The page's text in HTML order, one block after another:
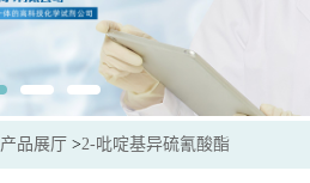
产品展厅 >2-吡啶基异硫氰酸酯